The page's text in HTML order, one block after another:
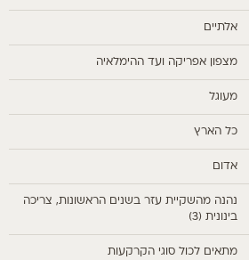
אלתיים
מצפון אפריקה ועד ההימלאיה
מעוגל
כל הארץ
אדום
נהנה מהשקיית עזר בשנים הראשונות, צריכה
בינונית (3)
מתאים לכול סוגי הקרקעות